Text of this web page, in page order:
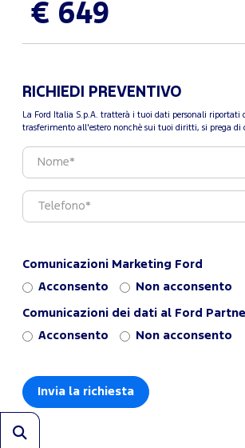
€ 649
RICHIEDI PREVENTIVO
La Ford Italia S.p.A. tratterà i tuoi dati personali
trasferimento all'estero nonchè sui tuoi diritti, si prega di
Comunicazioni Marketing Ford
Acconsento Non acconsento
Comunicazioni dei dati al Ford
Acconsento Non acconsento